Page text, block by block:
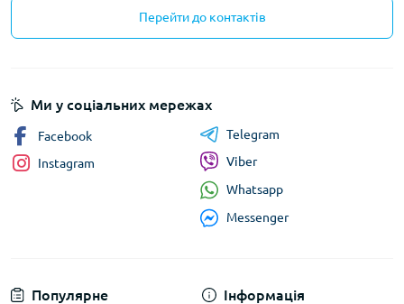
Перейти до контактів
Популярне Інформація
Ми у соціальних мережах
Facebook
Instagram
Telegram
Viber
Whatsapp
Messenger